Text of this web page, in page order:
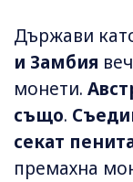
Държави
и Замбия
монети.
също.
секат
премахна